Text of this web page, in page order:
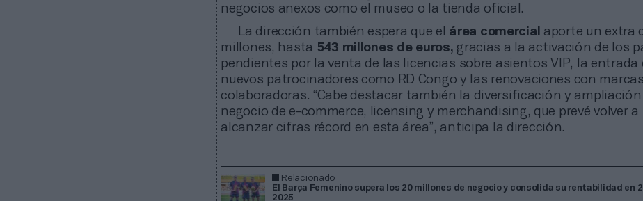
negocios anexos como el museo o la tienda oficial.
La dirección también espera que el área comercial
aporte un extra
millones, hasta 543 millones de euros, gracias a la activación de los
pendientes por la venta de las licencias sobre asientos VIP, la entrada
nuevos patrocinadores como RD Congo y las renovaciones con
colaboradoras. “Cabe destacar también la diversificación y ampliación
negocio de e-commerce, licensing y merchandising, que prevé volver a
alcanzar cifras récord en esta área”, anticipa la dirección.
Relacionado
El Barça Femenino supera los 20 millones de negocio y consolida su rentabilidad en
2025